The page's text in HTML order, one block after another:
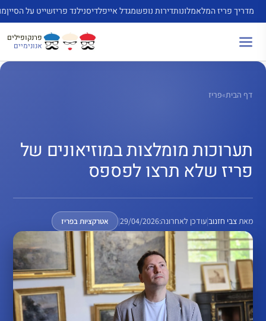
לדלג
לתוכן
מדריך פריז המלאמלונותדירות נופשמגדל אייפלדיסנילנד פריזשייט על הסיין
פרנקופילים
אנונימיים
דף הבית»פריז
תערוכות מומלצות במוזיאונים של
פריז שלא תרצו לפספס
מאתצבי חזנוב|עודכן לאחרונה:29/04/2026
| אטרקציות בפריז